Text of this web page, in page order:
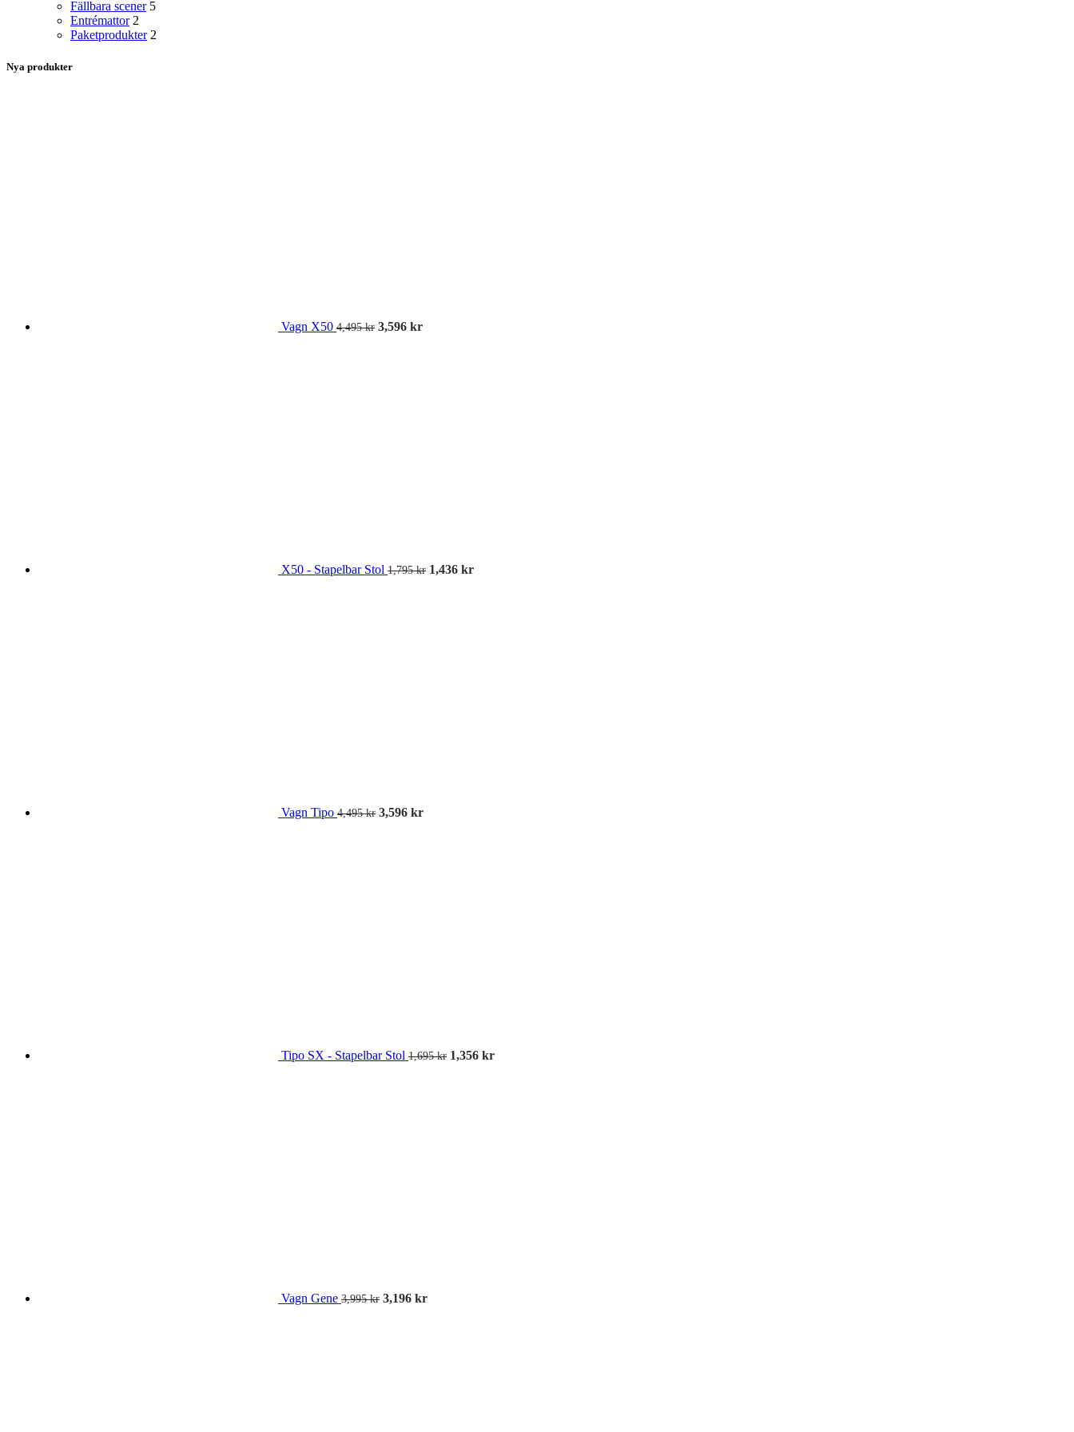
Fällbara scener 5
Entrémattor 2
Paketprodukter 2
Nya produkter
Vagn X50 4,495kr 3,596 kr
X50 - Stapelbar Stol 1,795kr 1,436 kr
Vagn Tipo 4,495kr 3,596 kr
Tipo SX - Stapelbar Stol 1,695kr 1,356 kr
Vagn Gene 3,995kr 3,196 kr